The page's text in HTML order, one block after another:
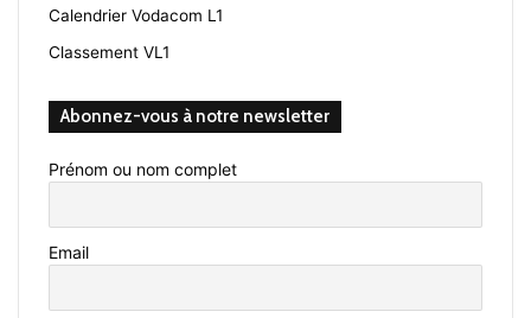
Calendrier Vodacom L1
Classement VL1
Abonnez-vous à notre newsletter
Prénom ou nom complet
Email